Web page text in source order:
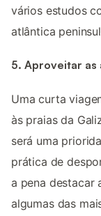
vários estudos
atlântica
5. Aproveitar as
Uma curta
às praias da
será uma
prática de
a pena destacar
algumas das